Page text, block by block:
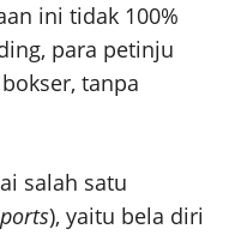
ini tidak 100%
para petinju
tanpa
salah satu
), yaitu bela diri